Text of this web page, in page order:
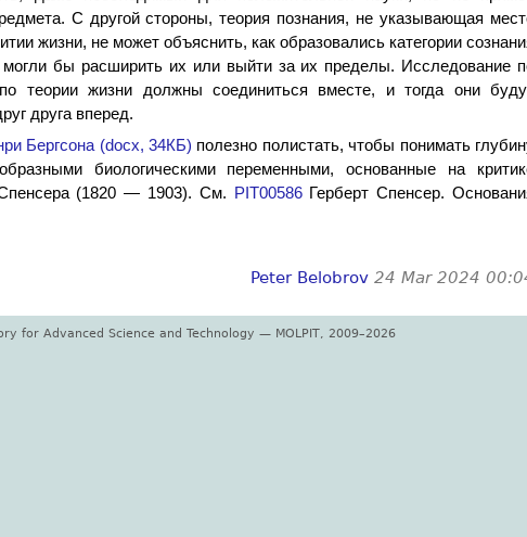
С другой стороны, теория познания, не указывающая
жизни, не может объяснить, как образовались категории
бы расширить их или выйти за их пределы. Исследование
теории жизни должны соединиться вместе, и тогда они
друга вперед.
Бергсона (docx, 34КБ) полезно полистать, чтобы понимать
биологическими переменными, основанные на
(1820 — 1903). См.
PIT00586Герберт Спенсер.
Peter Belobrov 24 Mar 2024
for Advanced Science and Technology — MOLPIT, 2009–2026